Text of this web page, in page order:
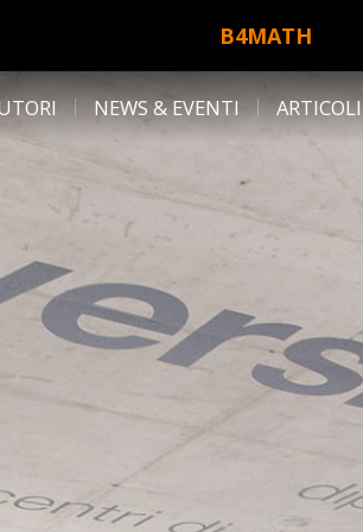
B4MATH
NEWS & EVENTI ARTICOLI